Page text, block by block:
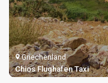
Griechenland
Samos Flughafen Taxi